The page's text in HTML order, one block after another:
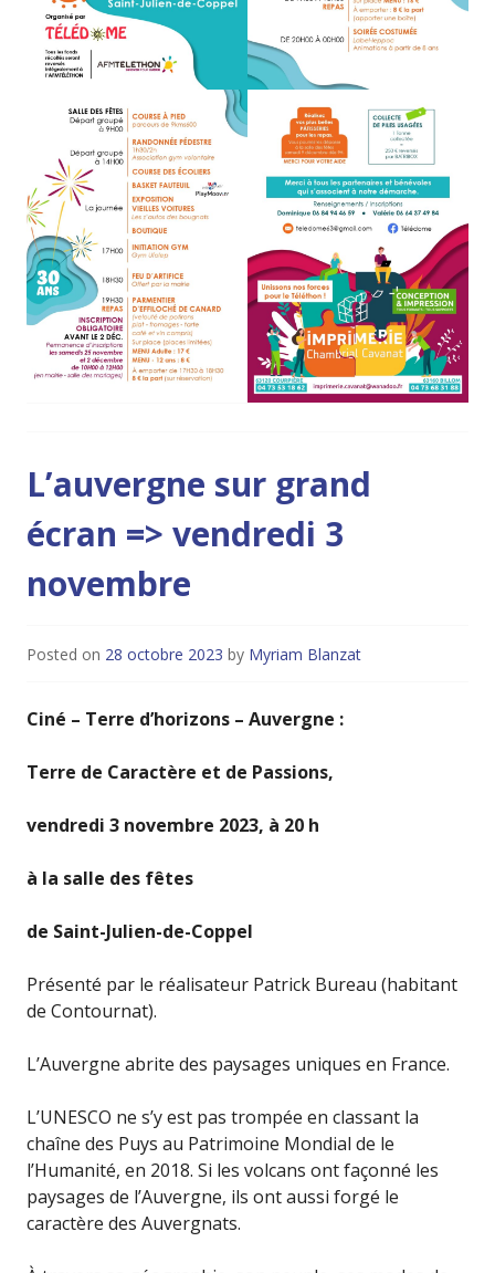
L’auvergne sur grand
écran => vendredi 3
novembre
Posted on 28 octobre 2023 by Myriam Blanzat
Ciné – Terre d’horizons – Auvergne :
Terre de Caractère et de Passions,
vendredi 3 novembre 2023, à 20 h
à la salle des fêtes
de Saint-Julien-de-Coppel
Présenté par le réalisateur Patrick Bureau (habitant
de Contournat).
L’Auvergne abrite des paysages uniques en France.
L’UNESCO ne s’y est pas trompée en classant la
chaîne des Puys au Patrimoine Mondial de le
l’Humanité, en 2018. Si les volcans ont façonné les
paysages de l’Auvergne, ils ont aussi forgé le
caractère des Auvergnats.